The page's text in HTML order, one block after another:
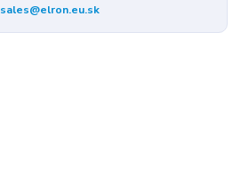
sales@elron.eu.sk